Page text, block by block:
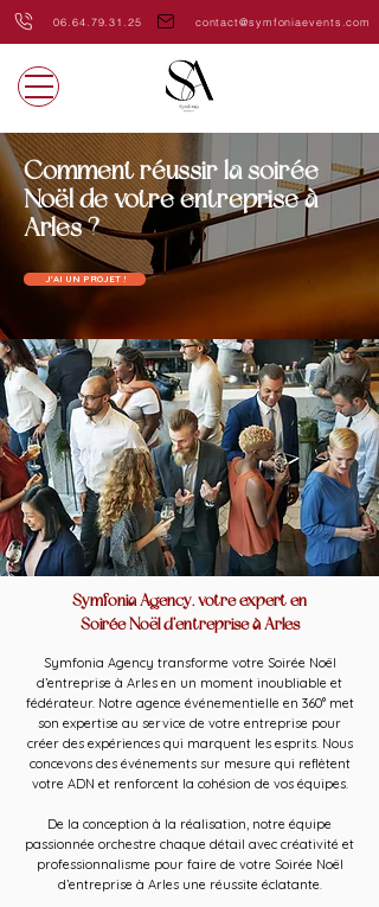
06.64.79.31.25 contact@symfoniaevents.com
Comment réussir la soirée
Noël de votre entreprise à
Arles ?
J'AI UN PROJET !
Symfonia Agency, votre expert en
Soirée Noël d’entreprise à Arles
Symfonia Agency transforme votre Soirée Noël
d’entreprise à Arles en un moment inoubliable et
fédérateur. Notre agence événementielle en 360° met
son expertise au service de votre entreprise pour
créer des expériences qui marquent les esprits. Nous
concevons des événements sur mesure qui reflètent
votre ADN et renforcent la cohésion de vos équipes.
De la conception à la réalisation, notre équipe
passionnée orchestre chaque détail avec créativité et
professionnalisme pour faire de votre Soirée Noël
d’entreprise à Arles une réussite éclatante.